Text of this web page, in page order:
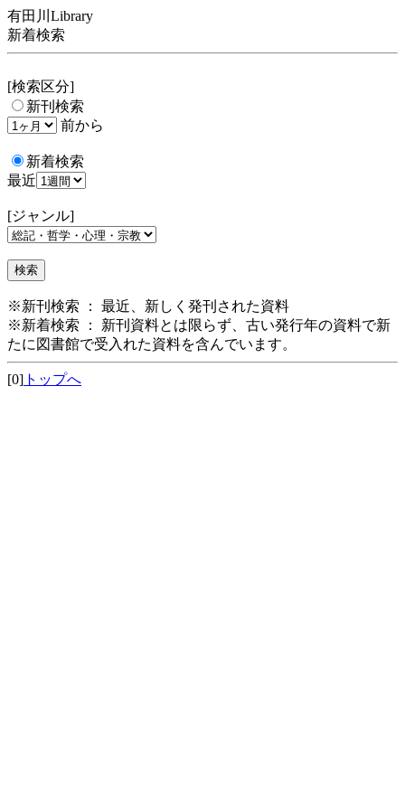
有田川Library
新着検索
[検索区分]
新刊検索
前から
新着検索
最近
[ジャンル]
※新刊検索 ： 最近、新しく発刊された資料
※新着検索 ： 新刊資料とは限らず、古い発行年の資料で新
たに図書館で受入れた資料を含んでいます。
[0] トップへ